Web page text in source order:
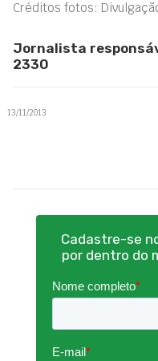
Créditos fotos:
Jornalista
2330
13/11/2013
Cadastre-se
por dentro do